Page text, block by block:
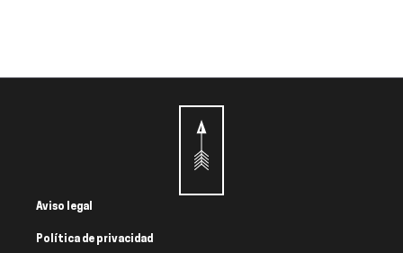
Aviso legal
Política de privacidad